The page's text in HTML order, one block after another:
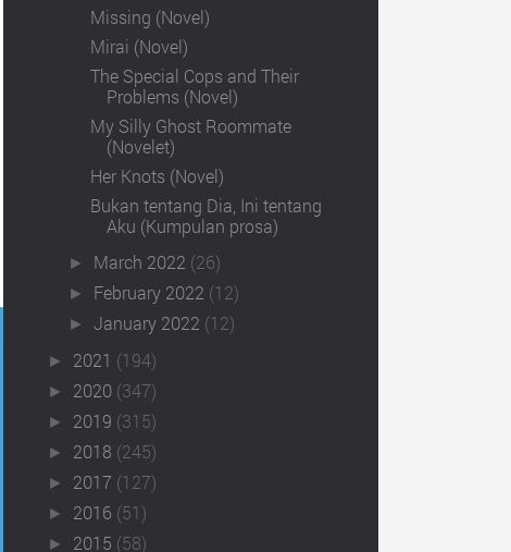
Missing (Novel)
Mirai (Novel)
The Special Cops and Their
Problems (Novel)
My Silly Ghost Roommate
(Novelet)
Her Knots (Novel)
Bukan tentang Dia, Ini tentang
Aku (Kumpulan prosa)
► March 2022 (26)
► February 2022 (12)
►January 2022 (12)
► 2021 (194)
► 2020 (347)
► 2019 (315)
► 2018 (245)
► 2017 (127)
► 2016 (51)
► 2015 (58)